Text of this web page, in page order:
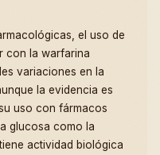
el uso de
con la warfarina
variaciones en la
la evidencia es
uso con fármacos
glucosa como la
actividad biológica